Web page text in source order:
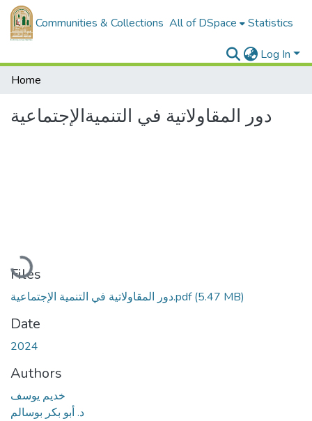
Communities & Collections All of DSpace Statistics
Log In
Home
دور المقاولاتية في التنميةالإجتماعية
Loading...
Files
دور المقاولاتية في التنمية الإجتماعية.pdf(5.47 MB)
Date
2024
Authors
خديم يوسف
د. أبو بكر بوسالم